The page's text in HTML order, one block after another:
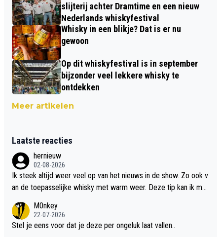
slijterij achter Dramtime en een nieuw
Nederlands whiskyfestival
Whisky in een blikje? Dat is er nu
gewoon
Op dit whiskyfestival is in september
bijzonder veel lekkere whisky te
ontdekken
Meer artikelen
Laatste reacties
hernieuw
02-08-2026
Ik steek altijd weer veel op van het nieuws in de show. Zo ook v
an de toepasselijke whisky met warm weer. Deze tip kan ik met
M0nkey
22-07-2026
Stel je eens voor dat je deze per ongeluk laat vallen..